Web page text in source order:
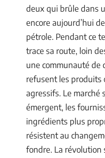
deux qui brûle dans
encore aujourd’hui
pétrole. Pendant ce
trace sa route, loin
une communauté de
refusent les produits
agressifs. Le marché
émergent, les
ingrédients plus
résistent au
fondre. La révolution